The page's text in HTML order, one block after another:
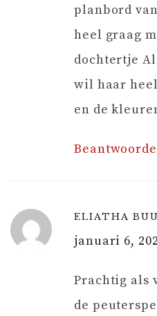
planbord
heel graag
dochtertje
wil haar
en de
ELIATHA
januari 6,
Prachtig als
de